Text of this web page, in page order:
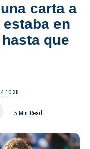
carta a
en
que
10:38
5 Min Read